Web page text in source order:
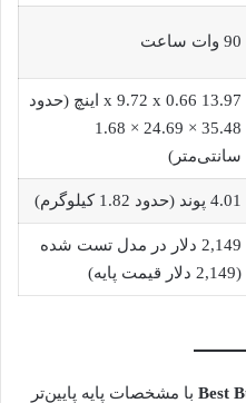
90 وات ساعت
13.97 x 9.72 x 0.66 اینچ (حدود
35.48 × 24.69 × 1.68
سانتی‌متر)
4.01 پوند (حدود 1.82 کیلوگرم)
2,149 دلار در مدل تست شده
(2,149 دلار قیمت پایه)
Best با مشخصات پایه پایین‌تر